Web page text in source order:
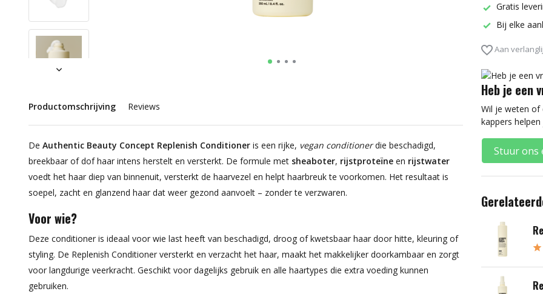
Productomschrijving Reviews
De Authentic Beauty Concept Replenish Conditioner is een rijke, vegan conditionerdie beschadigd,
breekbaar of dof haar intens herstelt en versterkt. De formule met sheaboter, rijstproteïne en rijstwater
voedt het haar diep van binnenuit, versterkt de haarvezel en helpt haarbreuk te voorkomen. Het resultaat is
soepel, zacht en glanzend haar dat weer gezond aanvoelt – zonder te verzwaren.
Voor wie?
Deze conditioner is ideaal voor wie last heeft van beschadigd, droog of kwetsbaar haar door hitte, kleuring of
styling. De Replenish Conditioner versterkt en verzacht het haar, maakt het makkelijker doorkambaar en zorgt
voor langdurige veerkracht. Geschikt voor dagelijks gebruik en alle haartypes die extra voeding kunnen
gebruiken.
Gratis
Bij elke
Aan
Heb je een
Wil je weten of
kappers
Stuur ons